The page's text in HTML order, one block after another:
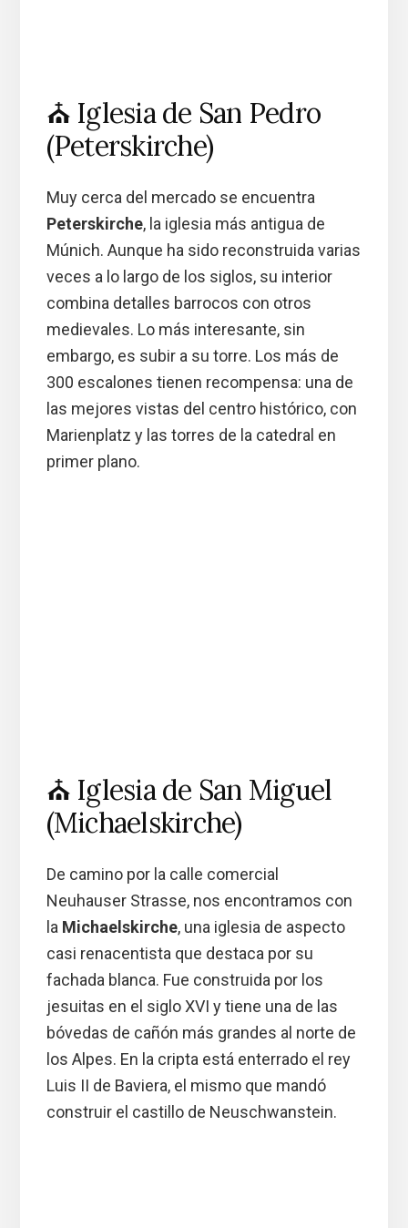
⛪ Iglesia de San Pedro
(Peterskirche)
Muy cerca del mercado se encuentra
Peterskirche, la iglesia más antigua de
Múnich. Aunque ha sido reconstruida varias
veces a lo largo de los siglos, su interior
combina detalles barrocos con otros
medievales. Lo más interesante, sin
embargo, es subir a su torre. Los más de
300 escalones tienen recompensa: una de
las mejores vistas del centro histórico, con
Marienplatz y las torres de la catedral en
primer plano.
⛪ Iglesia de San Miguel
(Michaelskirche)
De camino por la calle comercial
Neuhauser Strasse, nos encontramos con
la Michaelskirche, una iglesia de aspecto
casi renacentista que destaca por su
fachada blanca. Fue construida por los
jesuitas en el siglo XVI y tiene una de las
bóvedas de cañón más grandes al norte de
los Alpes. En la cripta está enterrado el rey
Luis II de Baviera, el mismo que mandó
construir el castillo de Neuschwanstein.